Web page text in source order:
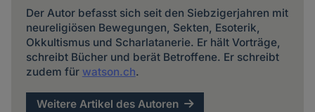
Der Autor befasst sich seit den Siebzigerjahren mit
neureligiösen Bewegungen, Sekten, Esoterik,
Okkultismus und Scharlatanerie. Er hält Vorträge,
schreibt Bücher und berät Betroffene. Er schreibt
zudem für watson.ch.
Weitere Artikel des Autoren